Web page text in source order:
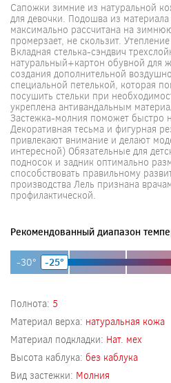
Сапожки зимние из натуральной
для девочки. Подошва из
максимально рассчитана на
промерзает, не скользит.
Вкладная стелька-сэндвич
натуральный+картон обувной для
создания дополнительной
специальной петелькой, которая
посушить стельки при
укреплена антивандальным
Застежка-молния поможет быстро
Декоративная тесьма и фигурная
привлекают внимание и делают
интересной) Обязательные для
подносок и задник оптимально
способствовать правильному
производства Лель признана
профилактической.
Рекомендованный диапазон
-30° -25°
Полнота: 5
Материал верха: натуральная кожа
Материал подкладки: Нат. мех
Высота каблука: без каблука
Вид застежки: Молния